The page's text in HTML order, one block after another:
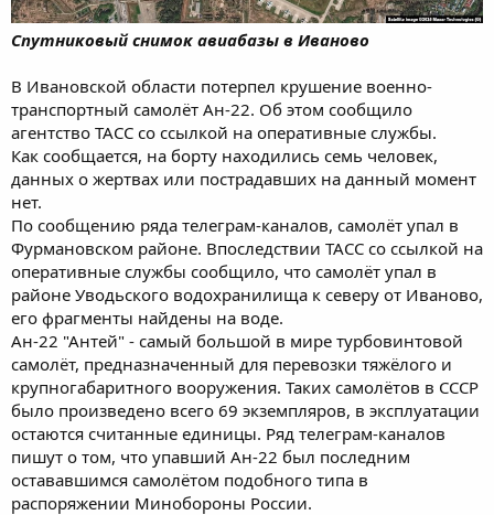
Спутниковый снимок авиабазы в Иваново
В Ивановской области потерпел крушение военно-
транспортный самолёт Ан-22. Об этом сообщило
агентство ТАСС со ссылкой на оперативные службы.
Как сообщается, на борту находились семь человек,
данных о жертвах или пострадавших на данный момент
нет.
По сообщению ряда телеграм-каналов, самолёт упал в
Фурмановском районе. Впоследствии ТАСС со ссылкой на
оперативные службы сообщило, что самолёт упал в
районе Уводьского водохранилища к северу от Иваново,
его фрагменты найдены на воде.
Ан-22 "Антей" - самый большой в мире турбовинтовой
самолёт, предназначенный для перевозки тяжёлого и
крупногабаритного вооружения. Таких самолётов в СССР
было произведено всего 69 экземпляров, в эксплуатации
остаются считанные единицы. Ряд телеграм-каналов
пишут о том, что упавший Ан-22 был последним
остававшимся самолётом подобного типа в
распоряжении Минобороны России.